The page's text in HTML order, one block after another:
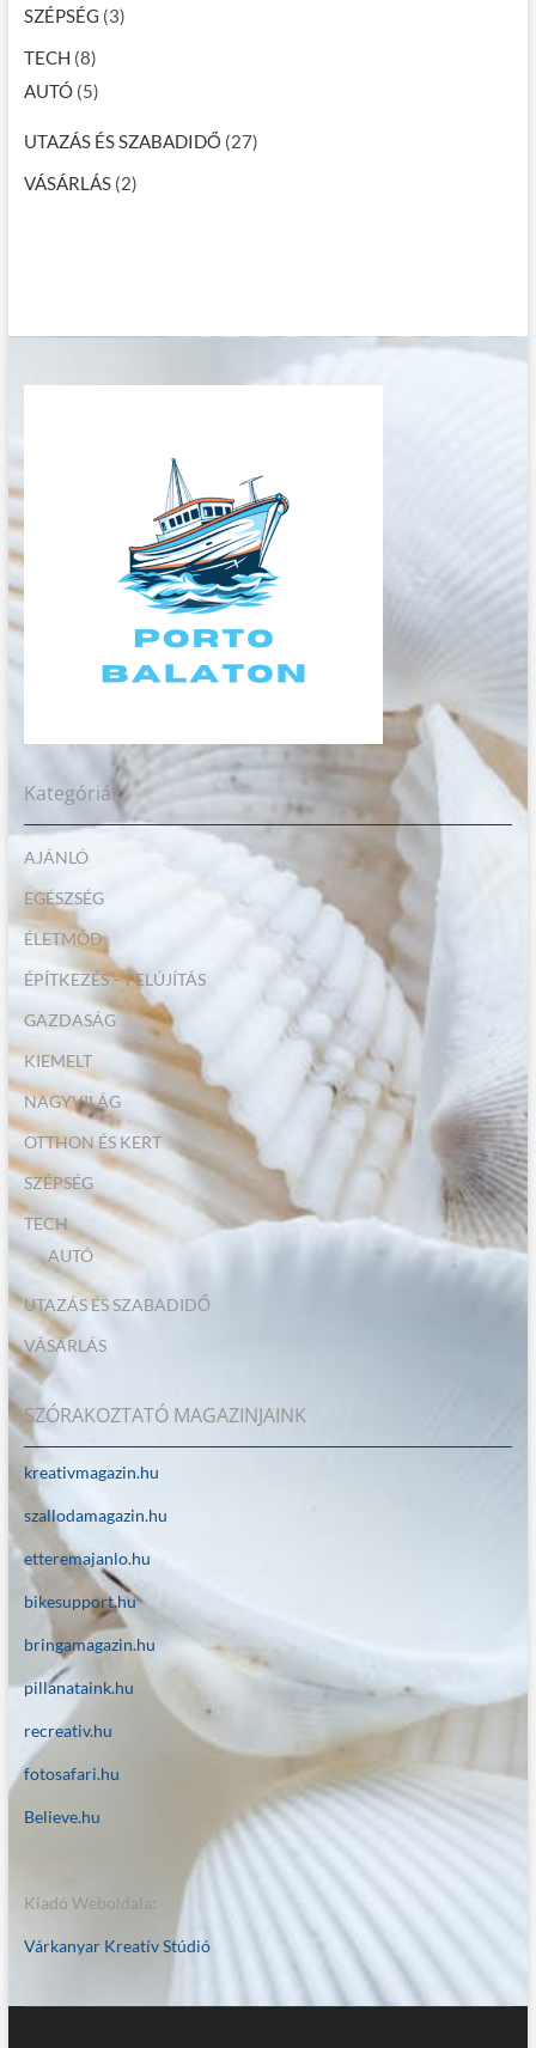
SZÉPSÉG (3)
TECH (8)
AUTÓ(5)
UTAZÁS ÉS SZABADIDŐ (27)
VÁSÁRLÁS(2)
Kategóriák
AJÁNLÓ
EGÉSZSÉG
ÉLETMÓD
ÉPÍTKEZÉS – FELÚJÍTÁS
GAZDASÁG
KIEMELT
NAGYVILÁG
OTTHON ÉS KERT
SZÉPSÉG
TECH
AUTÓ
UTAZÁS ÉS SZABADIDŐ
VÁSÁRLÁS
SZÓRAKOZTATÓ MAGAZINJAINK
kreativmagazin.hu
szallodamagazin.hu
etteremajanlo.hu
bikesupport.hu
bringamagazin.hu
pillanataink.hu
recreativ.hu
fotosafari.hu
Believe.hu
Kiadó Weboldala:
Várkanyar Kreatív Stúdió